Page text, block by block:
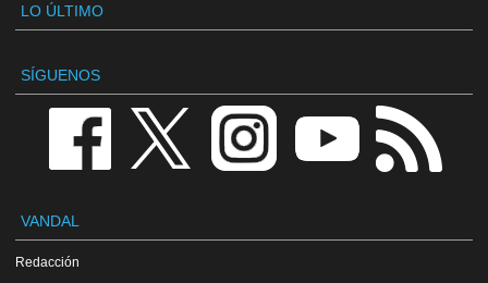
LO ÚLTIMO
SÍGUENOS
VANDAL
Redacción